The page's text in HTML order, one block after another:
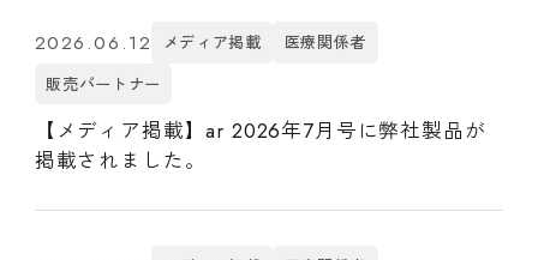
2026.06.12 メディア掲載
医療関係者
販売パートナー
【メディア掲載】ar 2026年7月号に弊社製品が
掲載されました。